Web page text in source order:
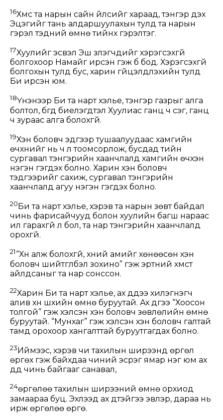
16Хүмүүс та нарын сайн үйлсийг хараад, тэнгэр дэх
Эцэгийг тань алдаршуулахын тулд та нарын
гэрэл тэдний өмнө тийнхүү гэрэлтэг.
17Хуулийг эсвэл Эш үзүүлэгчдийг хэрэгсэхгүй
болгохоор Намайг ирсэн гэж бүү бод. Хэрэгсэхгүй
болгохын тулд бус, харин гүйцэлдүүлэхийн тулд
Би ирсэн юм.
18Үнэнээр Би та нарт хэлье, тэнгэр газрыг алга
болтол, бүгд биелэгдтэл Хуулиас ганц ч үсэг, ганц
ч зураас алга болохгүй.
19Хэн боловч эдгээр тушаалуудаас хамгийн
өчүүхнийг нь ч үл тоомсорлож, бусдад тийн
сургавал тэнгэрийн хаанчлалд хамгийн өчүүхэн
нэгэн гэгдэх болно. Харин хэн боловч
тэдгээрийг сахиж, сургавал тэнгэрийн
хаанчлалд агуу нэгэн гэгдэх болно.
20 Би та нарт хэлье, хэрэв та нарын зөвт байдал
чинь фарисайчууд болон хуулийн багш нараас
илүү гарахгүй л бол, та нар тэнгэрийн хаанчлалд
орохгүй.
21“Хүн алж болохгүй, хүний амийг хөнөөсөн хэн
боловч шийтгүүлбэл зохино” гэж эртний хүмүүст
айлдсаныг та нар сонссон.
22Харин Би та нарт хэлье, ах дүүдээ хилэгнэгч
алив хүн шүүхийн өмнө буруутай. Ах дүүгээ “Хоосон
толгой” гэж хэлсэн хэн боловч зөвлөлийн өмнө
буруутай. “Мунхаг” гэж хэлсэн хэн боловч галтай
тамд орохоор хангалттай буруутгагдах болно.
23 Иймээс, хэрэв чи тахилын ширээнд өргөл
өргөх гэж байхдаа чиний эсрэг ямар нэг юм ах
дүүд чинь байгааг санавал,
24өргөлөө тахилын ширээний өмнө орхиод
замаараа буц. Эхлээд ах дүүтэйгээ эвлэр, дараа нь
ирж өргөлөө өргө.